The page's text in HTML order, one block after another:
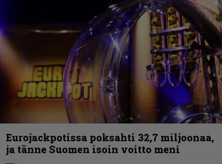
Eurojackpotissa poksahti 32,7 miljoonaa,
ja tänne Suomen isoin voitto meni